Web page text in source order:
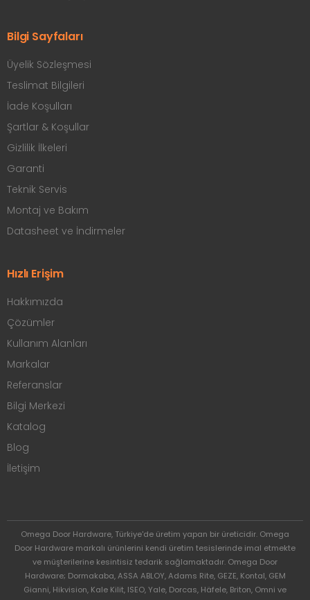
Bilgi Sayfaları
Üyelik Sözleşmesi
Teslimat Bilgileri
İade Koşulları
Şartlar & Koşullar
Gizlilik İlkeleri
Garanti
Teknik Servis
Montaj ve Bakım
Datasheet ve İndirmeler
Hızlı Erişim
Hakkımızda
Çözümler
Kullanım Alanları
Markalar
Referanslar
Bilgi Merkezi
Katalog
Blog
İletişim
Omega Door Hardware, Türkiye'de üretim yapan bir üreticidir. Omega
Door Hardware markalı ürünlerini kendi üretim tesislerinde imal etmekte
ve müşterilerine kesintisiz tedarik sağlamaktadır. Omega Door
Hardware; Dormakaba, ASSA ABLOY, Adams Rite, GEZE, Kontal, GEM
Gianni, Hikvision, Kale Kilit, ISEO, Yale, Dorcas, Häfele, Briton, Omni ve